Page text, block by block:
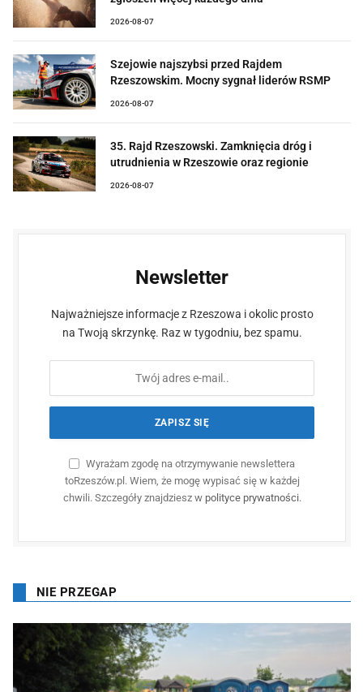
2026-08-07
Szejowie najszybsi przed Rajdem
Rzeszowskim. Mocny sygnał liderów RSMP
2026-08-07
35. Rajd Rzeszowski. Zamknięcia dróg i
utrudnienia w Rzeszowie oraz regionie
2026-08-07
Newsletter
Najważniejsze informacje z Rzeszowa i okolic prosto
na Twoją skrzynkę. Raz w tygodniu, bez spamu.
Wyrażam zgodę na otrzymywanie newslettera
toRzeszów.pl. Wiem, że mogę wypisać się w każdej
chwili. Szczegóły znajdziesz w polityce prywatności.
NIE PRZEGAP